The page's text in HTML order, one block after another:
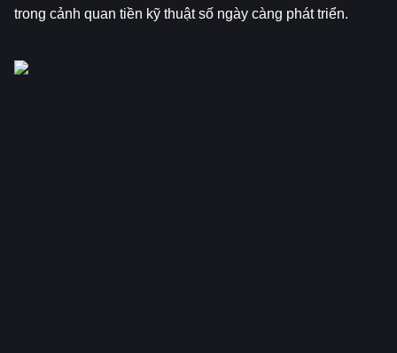
trong cảnh quan tiền kỹ thuật số ngày càng phát triển.